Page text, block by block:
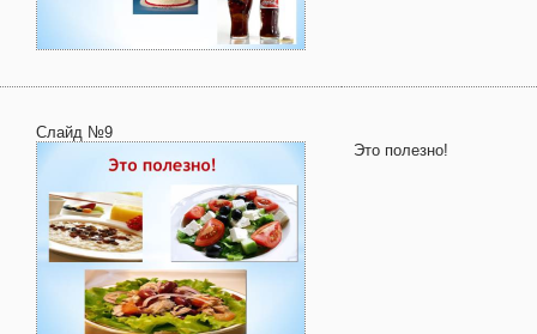
Слайд №9
Это полезно!